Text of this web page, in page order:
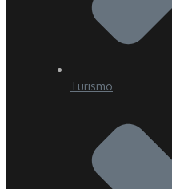
Turismo